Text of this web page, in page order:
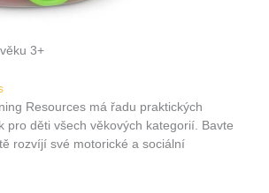
3+
Resources má řadu praktických
pro děti všech věkových kategorií. Bavte
rozvíjí své motorické a sociální